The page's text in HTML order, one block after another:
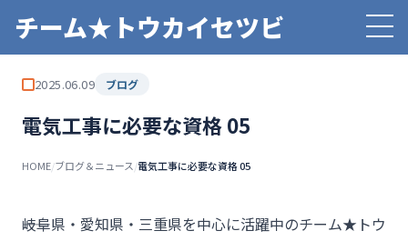
チーム★トウカイセツビ
2025.06.09 ブログ
電気工事に必要な資格 05
HOME/ブログ＆ニュース/電気工事に必要な資格 05
――岐阜県・愛知県・三重県を中心に活躍中のチーム★トウ